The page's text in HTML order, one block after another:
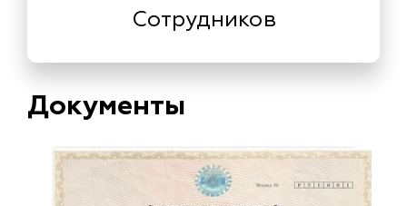
Сотрудников
Документы